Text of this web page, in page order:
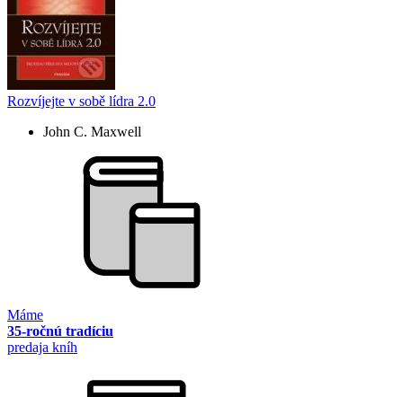
Rozvíjejte v sobě lídra 2.0
John C. Maxwell
Máme
35-ročnú tradíciu
predaja kníh